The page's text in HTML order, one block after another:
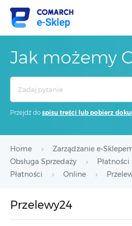
Jak możemy
Przejdź do spisu treści lub pobierz
Home
Zarządzanie e-
Obsługa Sprzedaży
Płatności
Online
Przelewy24